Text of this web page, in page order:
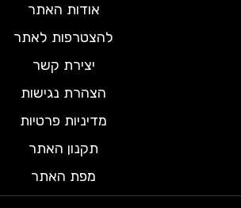
אודות האתר
להצטרפות לאתר
יצירת קשר
הצהרת נגישות
מדיניות פרטיות
תקנון האתר
מפת האתר